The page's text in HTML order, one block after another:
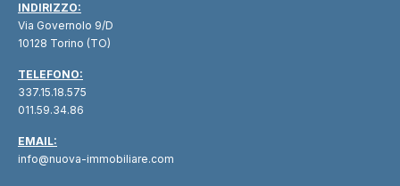
INDIRIZZO:
Via Governolo 9/D
10128 Torino (TO)
TELEFONO:
337.15.18.575
011.59.34.86
EMAIL:
info@nuova-immobiliare.com